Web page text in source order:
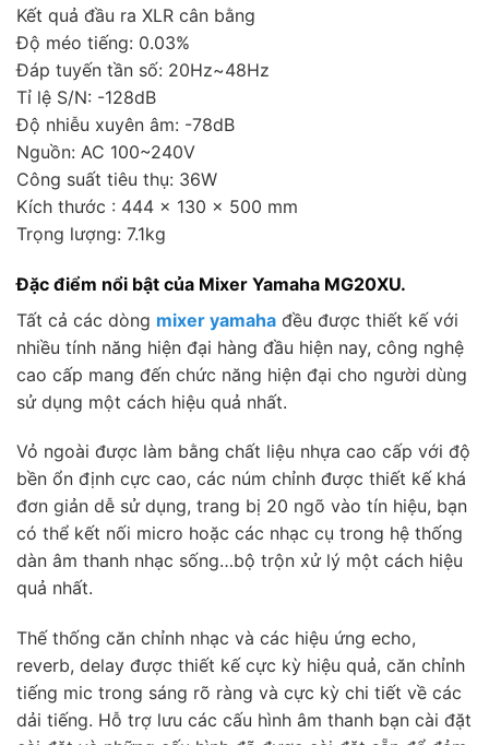
Kết quả đầu ra XLR cân bằng
Độ méo tiếng: 0.03%
Đáp tuyến tần số: 20Hz~48Hz
Tỉ lệ S/N: -128dB
Độ nhiễu xuyên âm: -78dB
Nguồn: AC 100~240V
Công suất tiêu thụ: 36W
Kích thước : 444 x 130 x 500 mm
Trọng lượng: 7.1kg
Đặc điểm nổi bật của Mixer Yamaha MG20XU.
Tất cả các dòng mixer yamaha đều được thiết kế với
nhiều tính năng hiện đại hàng đầu hiện nay, công nghệ
cao cấp mang đến chức năng hiện đại cho người dùng
sử dụng một cách hiệu quả nhất.
Vỏ ngoài được làm bằng chất liệu nhựa cao cấp với độ
bền ổn định cực cao, các núm chỉnh được thiết kế khá
đơn giản dễ sử dụng, trang bị 20 ngõ vào tín hiệu, bạn
có thể kết nối micro hoặc các nhạc cụ trong hệ thống
dàn âm thanh nhạc sống…bộ trộn xử lý một cách hiệu
quả nhất.
Thế thống căn chỉnh nhạc và các hiệu ứng echo,
reverb, delay được thiết kế cực kỳ hiệu quả, căn chỉnh
tiếng mic trong sáng rõ ràng và cực kỳ chi tiết về các
dải tiếng. Hỗ trợ lưu các cấu hình âm thanh bạn cài đặt